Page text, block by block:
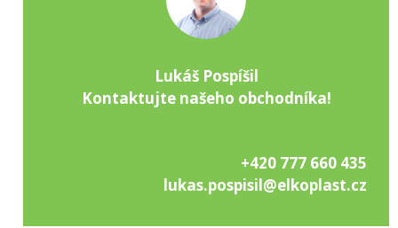
Lukáš Pospíšil
Kontaktujte našeho obchodníka!
+420 777 660 435
lukas.pospisil@elkoplast.cz